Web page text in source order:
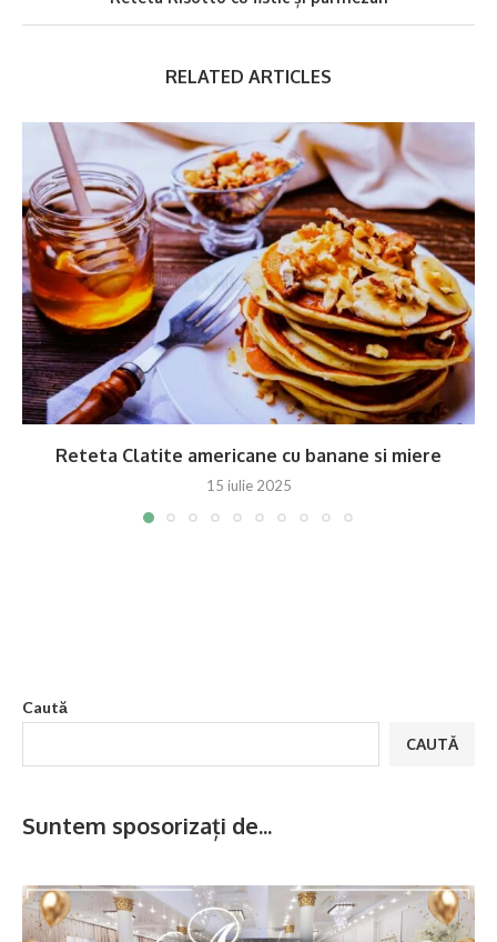
RELATED ARTICLES
Reteta Clatite americane cu banane si miere
15 iulie 2025
Caută
CAUTĂ
Suntem sposorizați de...